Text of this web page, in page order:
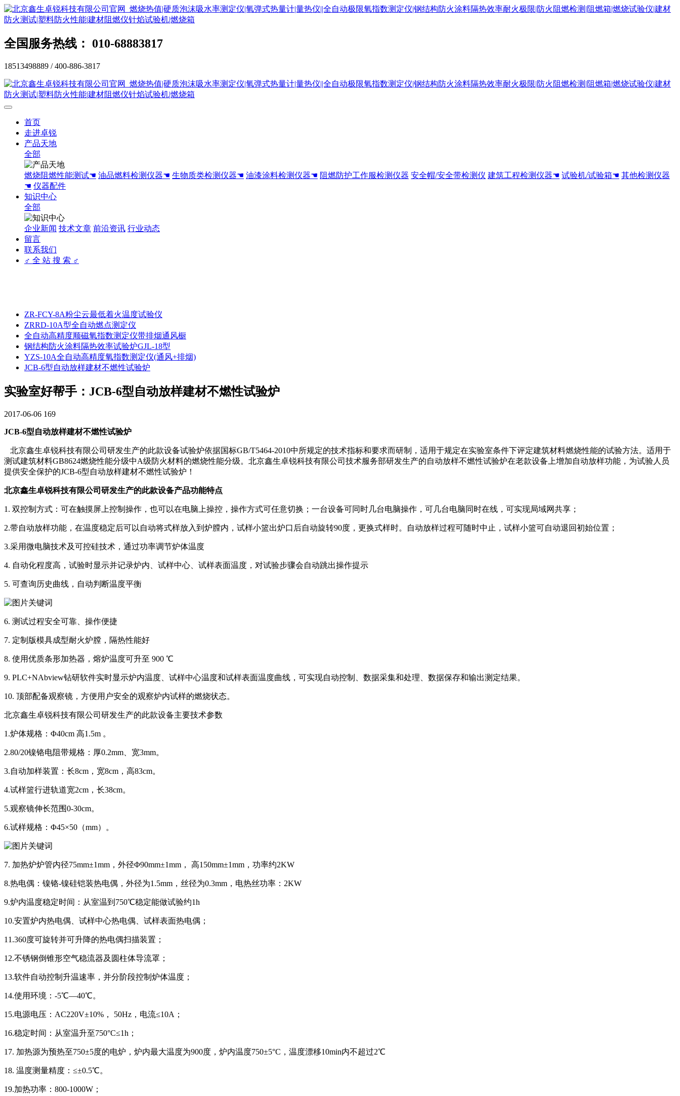
全国服务热线： 010-68883817
18513498889 / 400-886-3817
首页
走进卓锐
产品天地
全部
燃烧阻燃性能测试☚ 油品燃料检测仪器☚ 生物质类检测仪器☚ 油漆涂料检测仪器☚ 阻燃防护工作服检测仪器 安全帽/安全带检测仪 建筑工程检测仪器☚ 试验机/试验箱☚ 其他检测仪器
☚ 仪器配件
知识中心
全部
企业新闻 技术文章 前沿资讯 行业动态
留言
联系我们
♂ 全 站 搜 索 ♂
ZR-FCY-8A粉尘云最低着火温度试验仪
ZRRD-10A型全自动燃点测定仪
全自动高精度顺磁氧指数测定仪带排烟通风橱
钢结构防火涂料隔热效率试验炉GJL-18型
YZS-10A全自动高精度氧指数测定仪(通风+排烟)
JCB-6型自动放样建材不燃性试验炉
实验室好帮手：JCB-6型自动放样建材不燃性试验炉
2017-06-06 169
JCB-6型自动放样建材不燃性试验炉
北京鑫生卓锐科技有限公司研发生产的此款设备试验炉依据国标GB/T5464-2010中所规定的技术指标和要求而研制，适用于规定在实验室条件下评定建筑材料燃烧性能的试验方法。适用于
测试建筑材料GB8624燃烧性能分级中A级防火材料的燃烧性能分级。北京鑫生卓锐科技有限公司技术服务部研发生产的自动放样不燃性试验炉在老款设备上增加自动放样功能，为试验人员
提供安全保护的JCB-6型自动放样建材不燃性试验炉！
北京鑫生卓锐科技有限公司研发生产的此款设备产品功能特点
1. 双控制方式：可在触摸屏上控制操作，也可以在电脑上操控，操作方式可任意切换；一台设备可同时几台电脑操作，可几台电脑同时在线，可实现局域网共享；
2.带自动放样功能，在温度稳定后可以自动将式样放入到炉膛内，试样小篮出炉口后自动旋转90度，更换式样时。自动放样过程可随时中止，试样小篮可自动退回初始位置；
3.采用微电脑技术及可控硅技术，通过功率调节炉体温度
4. 自动化程度高，试验时显示并记录炉内、试样中心、试样表面温度，对试验步骤会自动跳出操作提示
5. 可查询历史曲线，自动判断温度平衡
6. 测试过程安全可靠、操作便捷
7. 定制版模具成型耐火炉膛，隔热性能好
8. 使用优质条形加热器，熔炉温度可升至 900 ℃
9. PLC+NAbview钻研软件实时显示炉内温度、试样中心温度和试样表面温度曲线，可实现自动控制、数据采集和处理、数据保存和输出测定结果。
10. 顶部配备观察镜，方便用户安全的观察炉内试样的燃烧状态。
北京鑫生卓锐科技有限公司研发生产的此款设备主要技术参数
1.炉体规格：Φ40cm 高1.5m 。
2.80/20镍铬电阻带规格：厚0.2mm、宽3mm。
3.自动加样装置：长8cm，宽8cm，高83cm。
4.试样篮行进轨道宽2cm，长38cm。
5.观察镜伸长范围0-30cm。
6.试样规格：Φ45×50（mm）。
7. 加热炉炉管内径75mm±1mm，外径Φ90mm±1mm， 高150mm±1mm，功率约2KW
8.热电偶：镍铬-镍硅铠装热电偶，外径为1.5mm，丝径为0.3mm，电热丝功率：2KW
9.炉内温度稳定时间：从室温到750℃稳定能做试验约1h
10.安置炉内热电偶、试样中心热电偶、试样表面热电偶；
11.360度可旋转并可升降的热电偶扫描装置；
12.不锈钢倒锥形空气稳流器及圆柱体导流罩；
13.软件自动控制升温速率，并分阶段控制炉体温度；
14.使用环境：-5℃—40℃。
15.电源电压：AC220V±10%， 50Hz，电流≤10A；
16.稳定时间：从室温升至750°C≤1h；
17. 加热源为预热至750±5度的电炉，炉内最大温度为900度，炉内温度750±5°C，温度漂移10min内不超过2℃
18. 温度测量精度：≤±0.5℃。
19.加热功率：800-1000W；